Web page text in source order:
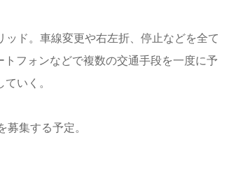
ド。車線変更や右左折、停止などを全て
フォンなどで複数の交通手段を一度に予
いく。
集する予定。